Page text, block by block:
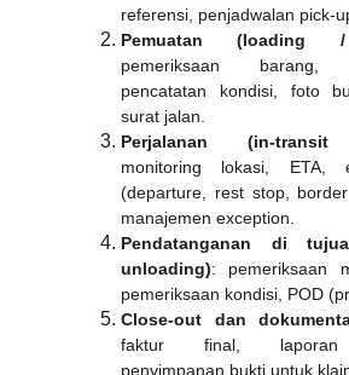
referensi, penjadwalan pick-
Pemuatan (loading
pemeriksaan barang,
pencatatan kondisi, foto
surat jalan.
Perjalanan (in-transit
monitoring lokasi, ETA,
(departure, rest stop,
manajemen exception.
Pendatanganan di
unloading): pemeriksaan
pemeriksaan kondisi, POD
Close-out dan
faktur final, laporan
penyimpanan bukti untuk